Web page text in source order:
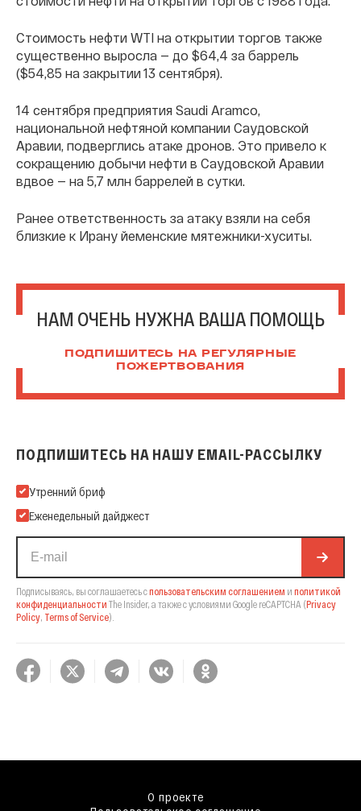
Стоимость нефти WTI на открытии торгов также
существенно выросла — до $64,4 за баррель
($54,85 на закрытии 13 сентября).
14 сентября предприятия Saudi Aramco,
национальной нефтяной компании Саудовской
Аравии, подверглись атаке дронов. Это привело к
сокращению добычи нефти в Саудовской Аравии
вдвое — на 5,7 млн баррелей в сутки.
Ранее ответственность за атаку взяли на себя
близкие к Ирану йеменские мятежники-хуситы.
НАМ ОЧЕНЬ НУЖНА ВАША ПОМОЩЬ
ПОДПИШИТЕСЬ НА РЕГУЛЯРНЫЕ
ПОЖЕРТВОВАНИЯ
ПОДПИШИТЕСЬ НА НАШУ EMAIL-РАССЫЛКУ
Подпишитесь на нашу Email-рассылку
Утренний бриф
Еженедельный дайджест
Подписываясь, вы соглашаетесь спользовательским соглашением и политикой
конфиденциальности The Insider, а также с условиями Google reCAPTCHA (Privacy
Policy, Terms of Service).
О проекте